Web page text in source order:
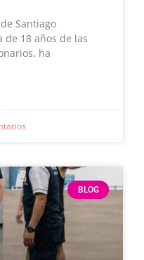
Santiago
de 18 años de las
ha
BLOG